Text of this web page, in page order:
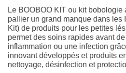
Le BOOBOO KIT ou kit
pallier un grand manque dans les
Kit) de produits pour les petites
permet des soins rapides avant
inflammation ou une infection
innovant développés et produits
nettoyage, désinfection et